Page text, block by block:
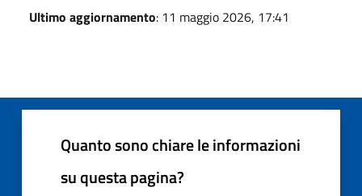
Ultimo aggiornamento: 11 maggio 2026, 17:41
Quanto sono chiare le informazioni
su questa pagina?